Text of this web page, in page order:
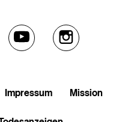
Externer Externer
Impressum Mission